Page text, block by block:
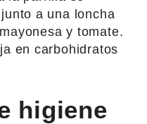
a una loncha
y tomate.
en carbohidratos
higiene